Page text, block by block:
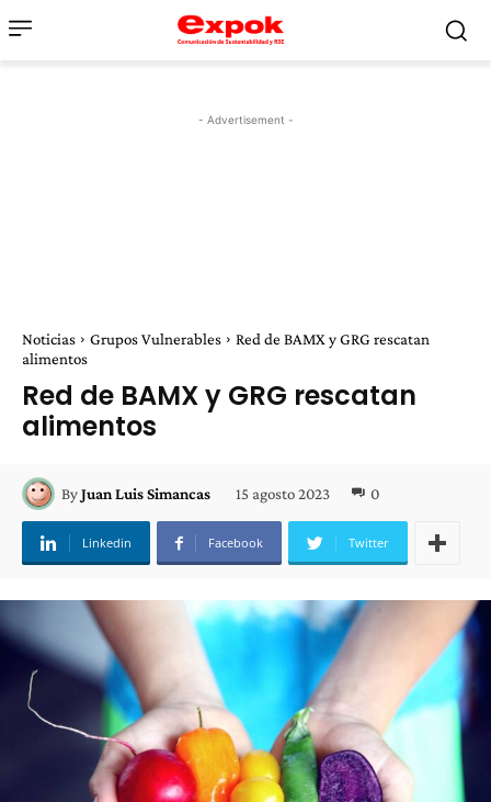
- Advertisement -
Noticias Grupos Vulnerables
Red de BAMX y GRG rescatan
alimentos
Red de BAMX y GRG rescatan
alimentos
ByJuan Luis Simancas 15 agosto 2023 0
Linkedin Facebook Twitter